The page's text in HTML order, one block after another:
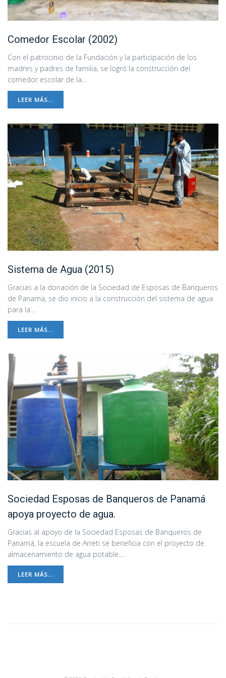
Comedor Escolar (2002)
Con el patrocinio de la Fundación y la participación de los
madres y padres de familia, se logró la construcción del
comedor escolar de la...
LEER MÁS...
Sistema de Agua (2015)
Gracias a la donación de la Sociedad de Esposas de Banqueros
de Panama, se dio inicio a la construcción del sistema de agua
para la...
LEER MÁS...
Sociedad Esposas de Banqueros de Panamá
apoya proyecto de agua.
Gracias al apoyo de la Sociedad Esposas de Banqueros de
Panamá, la escuela de Arreti se beneficia con el proyecto de
almacenamiento de agua potable....
LEER MÁS...